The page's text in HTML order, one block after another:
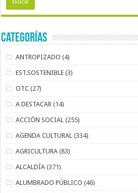
Categorías
ANTROPIZADO (4)
EST.SOSTENIBLE (3)
OTC (27)
A DESTACAR (14)
ACCIÓN SOCIAL (255)
AGENDA CULTURAL (334)
AGRICULTURA (83)
ALCALDÍA (371)
ALUMBRADO PÚBLICO (46)